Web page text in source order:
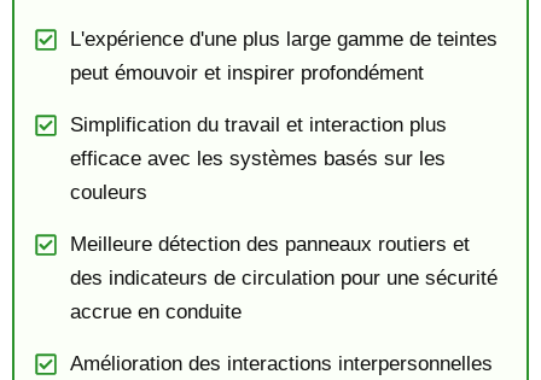
L'expérience d'une plus large gamme de teintes
peut émouvoir et inspirer profondément
Simplification du travail et interaction plus
efficace avec les systèmes basés sur les
couleurs
Meilleure détection des panneaux routiers et
des indicateurs de circulation pour une sécurité
accrue en conduite
Amélioration des interactions interpersonnelles